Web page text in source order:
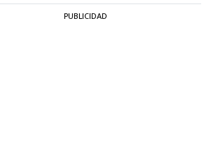
PUBLICIDAD